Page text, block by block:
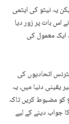
یہ نیٹو کی ایٹمی
اس بات پر زور دیا
ایک معمول کی
اتحادیوں کی
یقینی دنیا میں، یہ
کو مضبوط کریں تاکہ
جواب دینے کے لیے